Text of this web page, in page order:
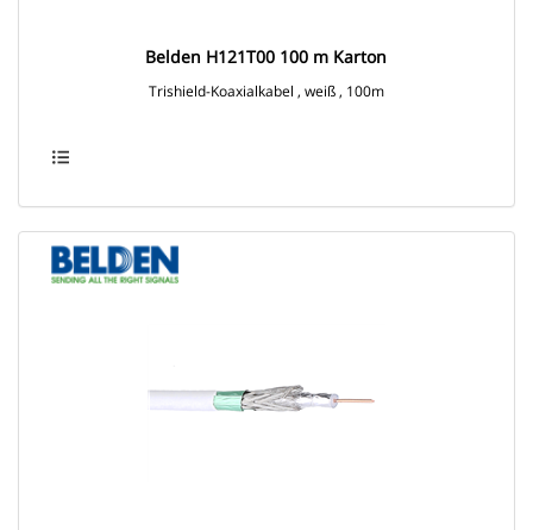
Belden H121T00 100 m Karton
Trishield-Koaxialkabel , weiß , 100m